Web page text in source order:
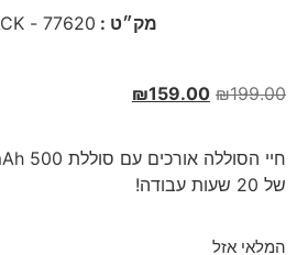
מק״ט : 77620 - BLACK
₪199.00
₪159.00
של 20 שעות עבודה!
המלאי אזל